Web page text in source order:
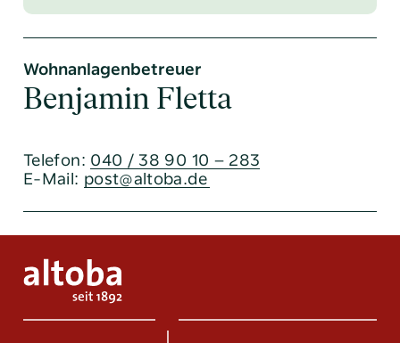
Wohnanlagenbetreuer
Benjamin Fletta
Telefon: 040 / 38 90 10 – 283
E-Mail: post@altoba.de